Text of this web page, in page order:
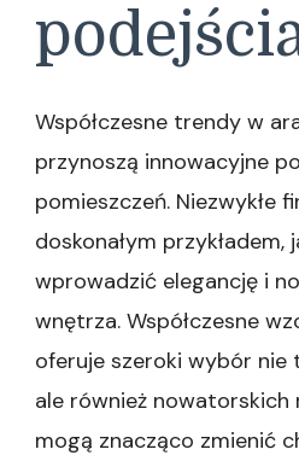
Współczesne trendy w
przynoszą innowacyjne
pomieszczeń. Niezwykłe
doskonałym przykładem,
wprowadzić elegancję i
wnętrza. Współczesne
oferuje szeroki wybór nie
ale również nowatorskich
mogą znacząco zmienić